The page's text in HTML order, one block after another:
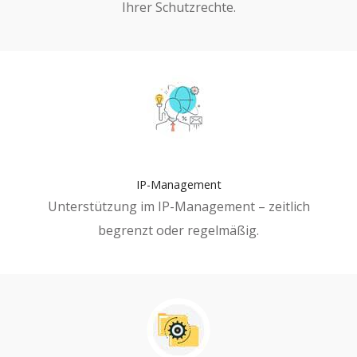
Ihrer Schutzrechte.
IP-Management
Unterstützung im IP-Management – zeitlich
begrenzt oder regelmäßig.